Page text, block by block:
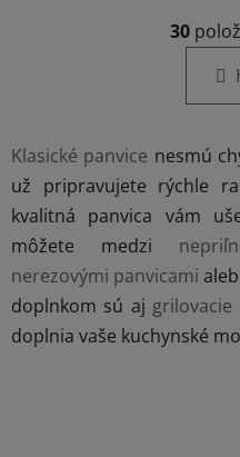
30
Klasické panvice nesmú
už pripravujete rýchle
kvalitná panvica vám
môžete medzi
nerezovými panvicami
doplnkom sú aj grilovacie
doplnia vaše kuchynské